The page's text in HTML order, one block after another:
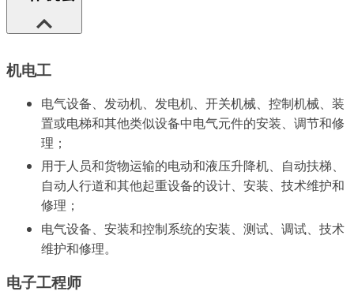
机电工
电气设备、发动机、发电机、开关机械、控制机械、装
置或电梯和其他类似设备中电气元件的安装、调节和修
理；
用于人员和货物运输的电动和液压升降机、自动扶梯、
自动人行道和其他起重设备的设计、安装、技术维护和
修理；
电气设备、安装和控制系统的安装、测试、调试、技术
维护和修理。
电子工程师